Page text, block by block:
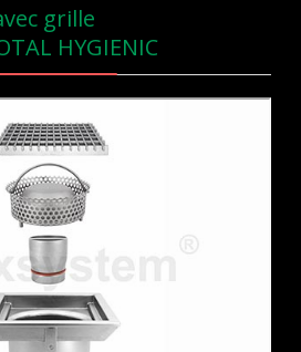
grille
HYGIENIC